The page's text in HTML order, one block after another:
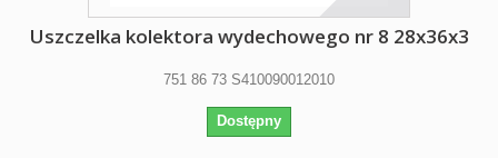
Uszczelka kolektora wydechowego nr 8 28x36x3
751 86 73 S410090012010
Dostępny